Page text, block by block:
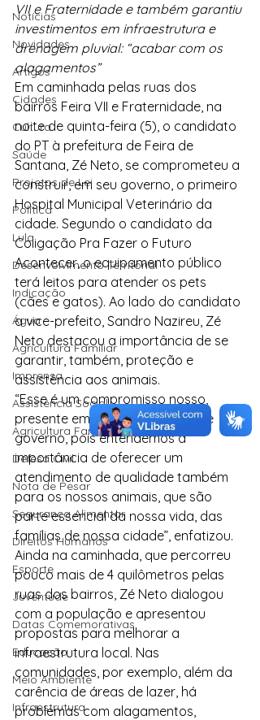
Notícias
Novidades
Artigos
Cidades
Cultura
Saúde
Projetos de Lei
Política
Lula
Desenvolvimento Territorial
Indicação
Água
Agricultura Familiar
Imprensa
Assistência Social
Agricultura Familiar
Defesa Civil
Nota de Pesar
Segurança Alimentar
Direitos Humanos
Esporte
Juventude
Datas Comemorativas
Educação
Meio Ambiente
Infraestrutura
VII e Fraternidade e também garantiu
investimentos em infraestrutura e
drenagem pluvial: “acabar com os
alagamentos”
Em caminhada pelas ruas dos
bairros Feira VII e Fraternidade, na
noite de quinta-feira (5), o candidato
do PT à prefeitura de Feira de
Santana, Zé Neto, se comprometeu a
construir, em seu governo, o primeiro
Hospital Municipal Veterinário da
cidade. Segundo o candidato da
Coligação Pra Fazer o Futuro
Acontecer, o equipamento público
terá leitos para atender os pets
(cães e gatos). Ao lado do candidato
a vice-prefeito, Sandro Nazireu, Zé
Neto destacou a importância de se
garantir, também, proteção e
assistência aos animais.
“Esse é um compromisso nosso,
presente em nosso programa de
governo, pois entendemos a
importância de oferecer um
atendimento de qualidade também
para os nossos animais, que são
parte essencial da nossa vida, das
famílias de nossa cidade”, enfatizou.
Ainda na caminhada, que percorreu
pouco mais de 4 quilômetros pelas
ruas dos bairros, Zé Neto dialogou
com a população e apresentou
propostas para melhorar a
infraestrutura local. Nas
comunidades, por exemplo, além da
carência de áreas de lazer, há
problemas com alagamentos,